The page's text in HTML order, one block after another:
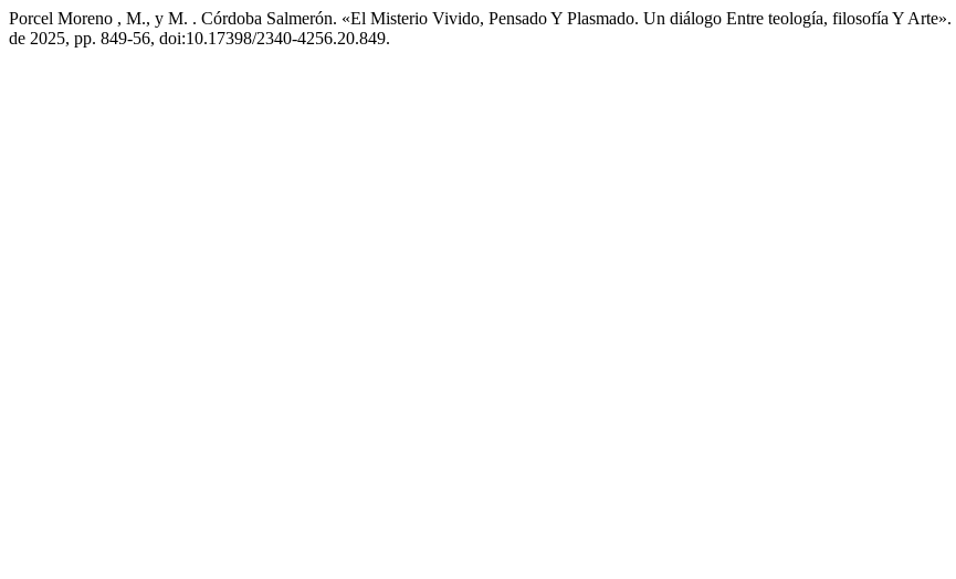
Porcel Moreno , M., y M. . Córdoba Salmerón. «El Misterio Vivido, Pensado Y Plasmado. Un diálogo Entre teología, filosofía Y Arte».
de 2025, pp. 849-56, doi:10.17398/2340-4256.20.849.